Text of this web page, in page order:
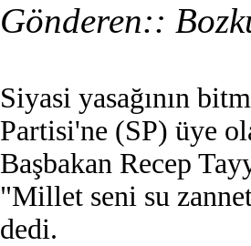
Gönderen::
Siyasi yasağının
Partisi'ne (SP) üye
Başbakan Recep
"Millet seni su
dedi.